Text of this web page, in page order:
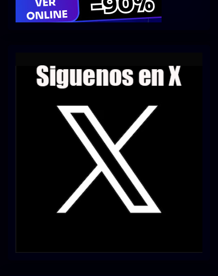
Series 1080p 60 FPS